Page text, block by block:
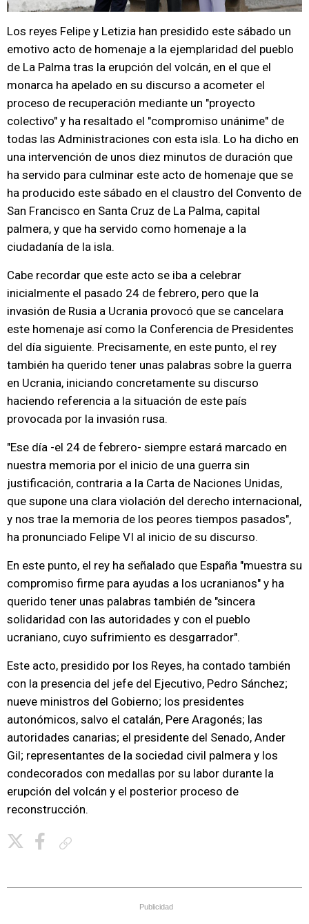
Los reyes Felipe y Letizia han presidido este sábado un
emotivo acto de homenaje a la ejemplaridad del pueblo
de La Palma tras la erupción del volcán, en el que el
monarca ha apelado en su discurso a acometer el
proceso de recuperación mediante un "proyecto
colectivo" y ha resaltado el "compromiso unánime" de
todas las Administraciones con esta isla. Lo ha dicho en
una intervención de unos diez minutos de duración que
ha servido para culminar este acto de homenaje que se
ha producido este sábado en el claustro del Convento de
San Francisco en Santa Cruz de La Palma, capital
palmera, y que ha servido como homenaje a la
ciudadanía de la isla.
Cabe recordar que este acto se iba a celebrar
inicialmente el pasado 24 de febrero, pero que la
invasión de Rusia a Ucrania provocó que se cancelara
este homenaje así como la Conferencia de Presidentes
del día siguiente. Precisamente, en este punto, el rey
también ha querido tener unas palabras sobre la guerra
en Ucrania, iniciando concretamente su discurso
haciendo referencia a la situación de este país
provocada por la invasión rusa.
"Ese día -el 24 de febrero- siempre estará marcado en
nuestra memoria por el inicio de una guerra sin
justificación, contraria a la Carta de Naciones Unidas,
que supone una clara violación del derecho internacional,
y nos trae la memoria de los peores tiempos pasados",
ha pronunciado Felipe VI al inicio de su discurso.
En este punto, el rey ha señalado que España "muestra su
compromiso firme para ayudas a los ucranianos" y ha
querido tener unas palabras también de "sincera
solidaridad con las autoridades y con el pueblo
ucraniano, cuyo sufrimiento es desgarrador".
Este acto, presidido por los Reyes, ha contado también
con la presencia del jefe del Ejecutivo, Pedro Sánchez;
nueve ministros del Gobierno; los presidentes
autonómicos, salvo el catalán, Pere Aragonés; las
autoridades canarias; el presidente del Senado, Ander
Gil; representantes de la sociedad civil palmera y los
condecorados con medallas por su labor durante la
erupción del volcán y el posterior proceso de
reconstrucción.
Publicidad